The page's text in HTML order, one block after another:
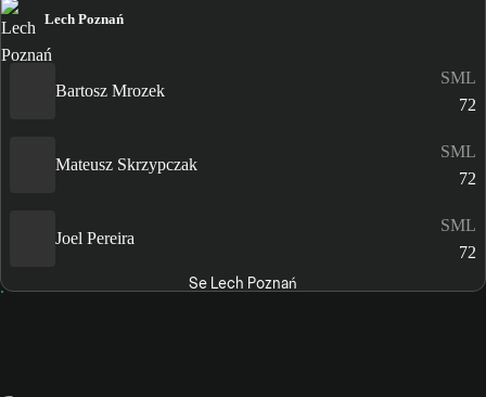
Lech Poznań
Bartosz Mrozek
SML
72
Mateusz Skrzypczak
SML
72
Joel Pereira
SML
72
Se Lech Poznań